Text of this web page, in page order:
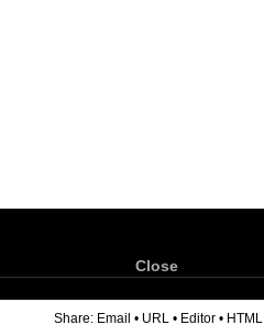
Close
Share: Email • URL • Editor • HTML